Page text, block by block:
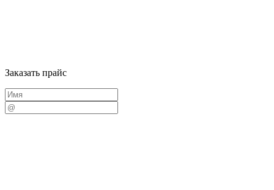
Заказать прайс